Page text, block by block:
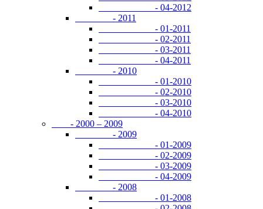
- 04-2012
- 2011
- 01-2011
- 02-2011
- 03-2011
- 04-2011
- 2010
- 01-2010
- 02-2010
- 03-2010
- 04-2010
- 2000 – 2009
- 2009
- 01-2009
- 02-2009
- 03-2009
- 04-2009
- 2008
- 01-2008